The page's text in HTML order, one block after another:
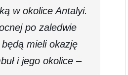
w okolice Antalyi.
po zaledwie
mieli okazję
i jego okolice –